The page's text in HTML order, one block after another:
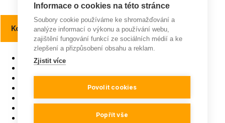
Kontakty a kontaktní místa
Pojišťovna roku
ISO 9001
Všeobecná pravidla soutěží
Mapa webu
Informace o cookies na této stránce
Soubory cookie používáme ke shromažďování a
analýze informací o výkonu a používání webu,
zajištění fungování funkcí ze sociálních médií a ke
zlepšení a přizpůsobení obsahu a reklam.
Zjistit více
Povolit cookies
Popřít vše